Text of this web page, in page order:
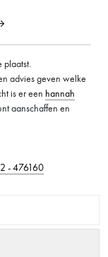
plaatst.
advies geven welke
is er een hannah
aanschaffen en
- 476160